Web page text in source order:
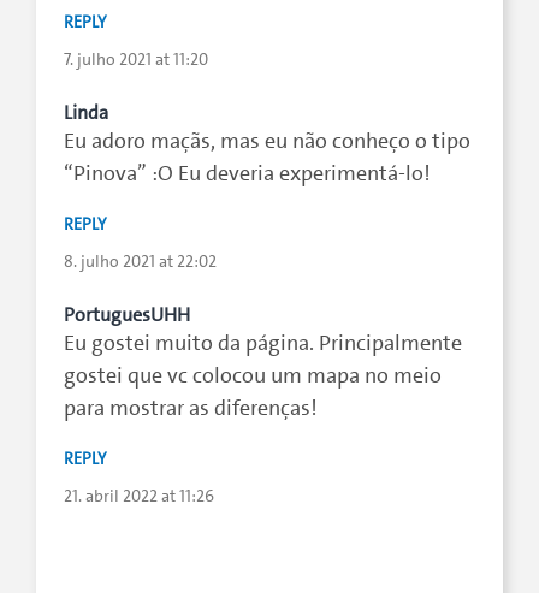
7. julho 2021 at 11:20
REPLY
Linda
8. julho 2021 at 22:02
Eu adoro maçãs, mas eu não conheço o tipo
“Pinova” :O Eu deveria experimentá-lo!
REPLY
PortuguesUHH
21. abril 2022 at 11:26
Eu gostei muito da página. Principalmente
gostei que vc colocou um mapa no meio
para mostrar as diferenças!
REPLY